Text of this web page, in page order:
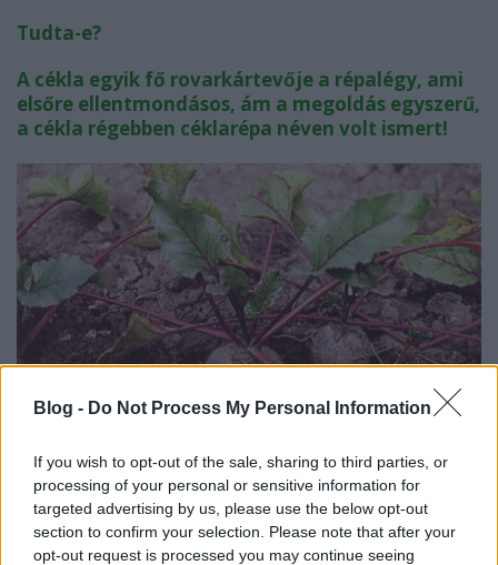
Blog - Do Not Process My Personal Information
If you wish to opt-out of the sale, sharing to third parties, or
processing of your personal or sensitive information for
targeted advertising by us, please use the below opt-out
section to confirm your selection. Please note that after your
opt-out request is processed you may continue seeing
Tudta-e?
A cékla egyik fő rovarkártevője a répalégy, ami
elsőre ellentmondásos, ám a megoldás egyszerű,
a cékla régebben céklarépa néven volt ismert!
Szedésre készen